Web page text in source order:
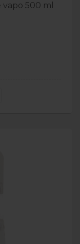
500 ml